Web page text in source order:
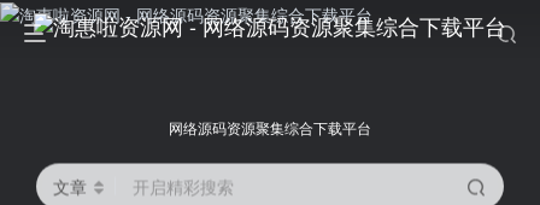
网络源码资源聚集综合下载平台
文章 开启精彩搜索